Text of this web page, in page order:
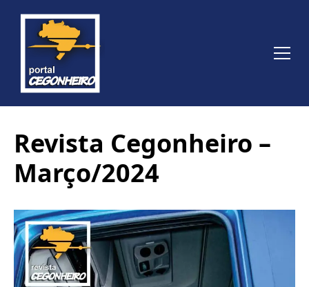
Revista Cegonheiro –
Março/2024